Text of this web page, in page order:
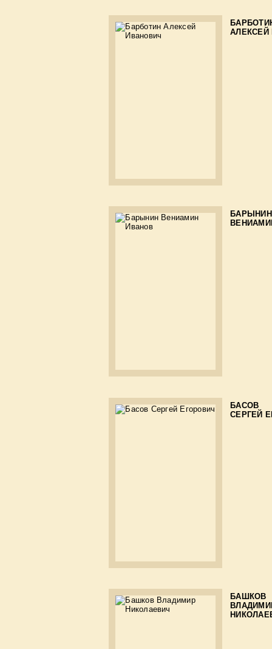
АЛЕКСЕЙ
БАРЫНИН
БАСОВ
СЕРГЕЙ
БАШКОВ